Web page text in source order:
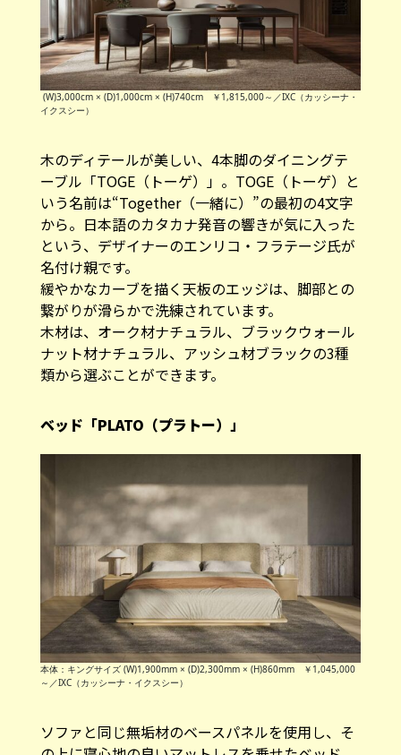
(W)3,000cm × (D)1,000cm × (H)740cm ￥1,815,000～／IXC（カッシーナ・
イクスシー）
木のディテールが美しい、4本脚のダイニングテ
ーブル「TOGE（トーゲ）」。TOGE（トーゲ）と
いう名前は“Together（一緒に）”の最初の4文字
から。日本語のカタカナ発音の響きが気に入った
という、デザイナーのエンリコ・フラテージ氏が
名付け親です。
緩やかなカーブを描く天板のエッジは、脚部との
繋がりが滑らかで洗練されています。
木材は、オーク材ナチュラル、ブラックウォール
ナット材ナチュラル、アッシュ材ブラックの3種
類から選ぶことができます。
ベッド「PLATO（プラトー）」
本体：キングサイズ (W)1,900mm × (D)2,300mm × (H)860mm ￥1,045,000
～／IXC（カッシーナ・イクスシー）
ソファと同じ無垢材のベースパネルを使用し、そ